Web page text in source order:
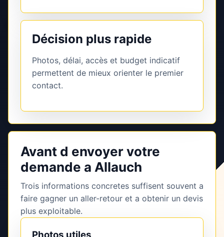
Décision plus rapide
Photos, délai, accès et budget indicatif
permettent de mieux orienter le premier
contact.
Avant d envoyer votre
demande a Allauch
Trois informations concretes suffisent souvent a
faire gagner un aller-retour et a obtenir un devis
plus exploitable.